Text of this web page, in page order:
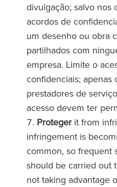
divulgação; salvo nos
acordos de
um desenho ou obra
partilhados com
empresa. Limite o
confidenciais; apenas
prestadores de
acesso devem ter
Proteger it from
infringement is
common, so frequent
should be carried out
not taking advantage